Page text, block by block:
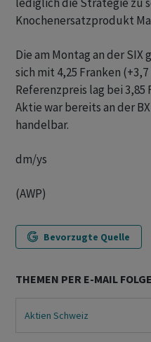
Knochenersatzprodukt
Die am Montag an der
sich mit 4,25 Franken
Referenzpreis lag bei 3,85
Aktie war bereits an der
handelbar.
dm/ys
(AWP)
Bevorzugte Quelle
THEMEN PER E-MAIL
Aktien Schweiz